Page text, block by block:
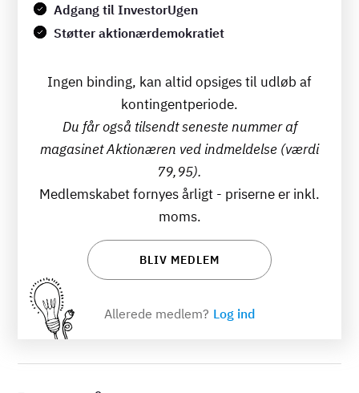
Adgang til InvestorUgen
Støtter aktionærdemokratiet
Ingen binding, kan altid opsiges til udløb af
kontingentperiode.
Du får også tilsendt seneste nummer af
magasinet Aktionæren ved indmeldelse (værdi
79,95).
Medlemskabet fornyes årligt - priserne er inkl.
moms.
BLIV MEDLEM
Allerede medlem? Log ind